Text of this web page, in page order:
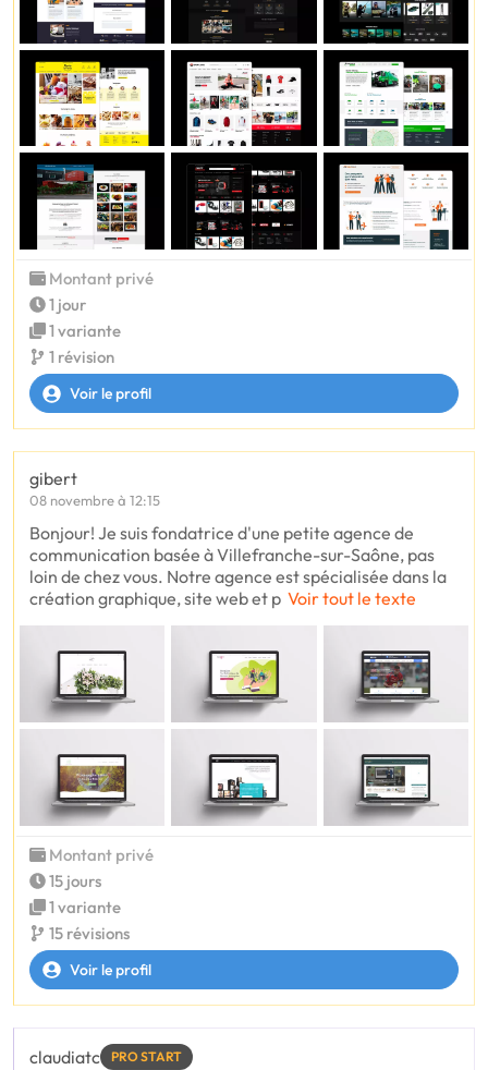
Montant privé
1 jour
1 variante
1 révision
Voir le profil
gibert
08 novembre à 12:15
Bonjour! Je suis fondatrice d'une petite agence de
communication basée à Villefranche-sur-Saône, pas
loin de chez vous. Notre agence est spécialisée dans la
création graphique, site web et p Voir tout le texte
Montant privé
15 jours
1 variante
15 révisions
Voir le profil
claudiatc PRO START